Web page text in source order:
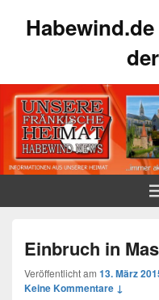
Einbruch in
Veröffentlicht am 13. März
Keine Kommentare ↓